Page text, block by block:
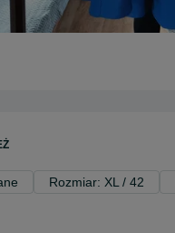
Rozmiar: XL / 42